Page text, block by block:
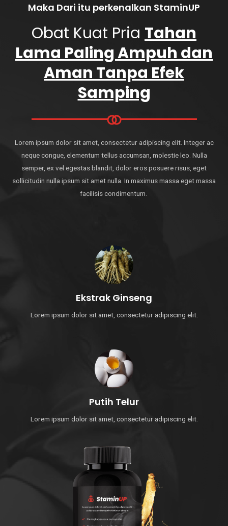
Maka Dari itu perkenalkan StaminUP
Obat Kuat Pria Tahan
Lama Paling Ampuh dan
Aman Tanpa Efek
Samping
Lorem ipsum dolor sit amet, consectetur adipiscing elit. Integer ac
neque congue, elementum tellus accumsan, molestie leo. Nulla
semper, ex vel egestas blandit, dolor eros posuere risus, eget
sollicitudin nulla ipsum sit amet nulla. In maximus massa eget massa
facilisis condimentum.
Ekstrak Ginseng
Lorem ipsum dolor sit amet, consectetur adipiscing elit.
Putih Telur
Lorem ipsum dolor sit amet, consectetur adipiscing elit.